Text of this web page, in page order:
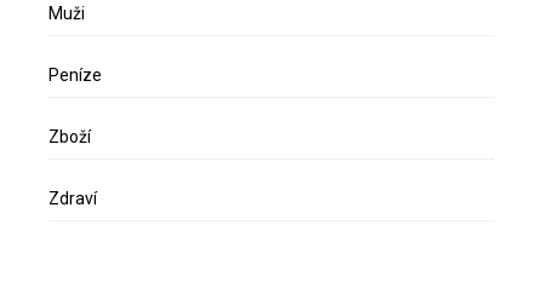
Muži
Peníze
Zboží
Zdraví